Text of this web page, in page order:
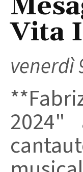
Vita
venerdì
2024"